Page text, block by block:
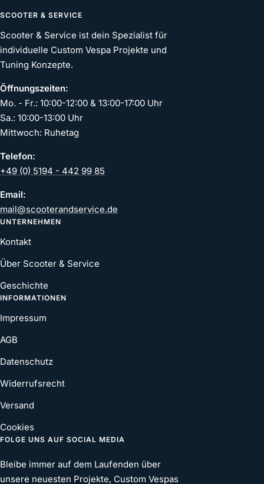
SCOOTER & SERVICE
Scooter & Service ist dein Spezialist für
individuelle Custom Vespa Projekte und
Tuning Konzepte.
Öffnungszeiten:
Mo. - Fr.: 10:00-12:00 & 13:00-17:00 Uhr
Sa.: 10:00-13:00 Uhr
Mittwoch: Ruhetag
Telefon:
+49 (0) 5194 - 442 99 85
Email:
mail@scooterandservice.de
UNTERNEHMEN
Kontakt
Über Scooter & Service
Geschichte
INFORMATIONEN
Impressum
AGB
Datenschutz
Widerrufsrecht
Versand
Cookies
FOLGE UNS AUF SOCIAL MEDIA
Bleibe immer auf dem Laufenden über
unsere neuesten Projekte, Custom Vespas